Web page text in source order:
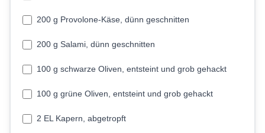
200 g Provolone-Käse, dünn geschnitten
200 g Salami, dünn geschnitten
100 g schwarze Oliven, entsteint und grob gehackt
100 g grüne Oliven, entsteint und grob gehackt
2 EL Kapern, abgetropft